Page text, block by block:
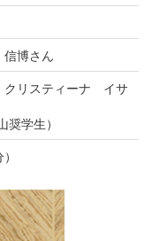
博さん
リスティーナ イサ
奨学生）